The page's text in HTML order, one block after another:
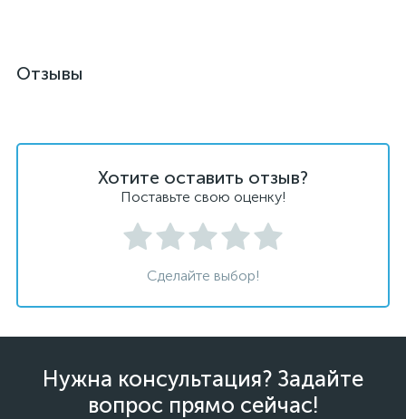
Отзывы
Хотите оставить отзыв?
Поставьте свою оценку!
Сделайте выбор!
Нужна консультация? Задайте
вопрос прямо сейчас!